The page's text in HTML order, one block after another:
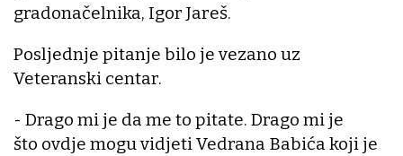
gradonačelnika, Igor Jareš.
Posljednje pitanje bilo je vezano uz
Veteranski centar.
- Drago mi je da me to pitate. Drago mi je
što ovdje mogu vidjeti Vedrana Babića koji je